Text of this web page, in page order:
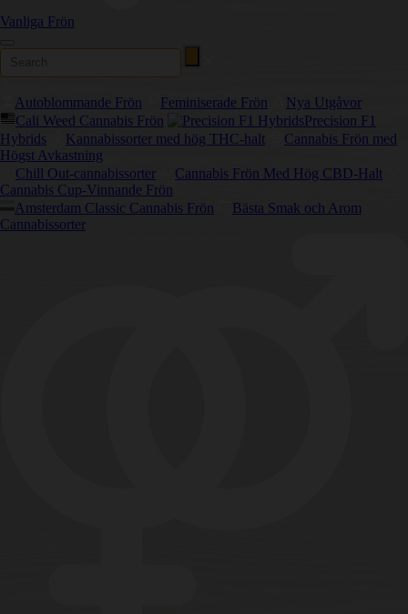
Vanliga Frön
Autoblommande Frön Feminiserade Frön
Nya Utgåvor
Cali Weed Cannabis Frön
Precision F1
Hybrids
Kannabissorter med hög THC-halt
Cannabis Frön med
Högst Avkastning
Chill Out-cannabissorter
Cannabis Frön Med Hög CBD-Halt
Cannabis Cup-Vinnande Frön
Amsterdam Classic Cannabis Frön
Bästa Smak och Arom
Cannabissorter